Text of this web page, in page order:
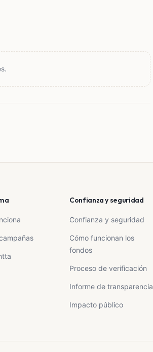
Confianza y seguridad
Confianza y seguridad
Cómo funcionan los
fondos
Proceso de verificación
Informe de transparencia
Impacto público